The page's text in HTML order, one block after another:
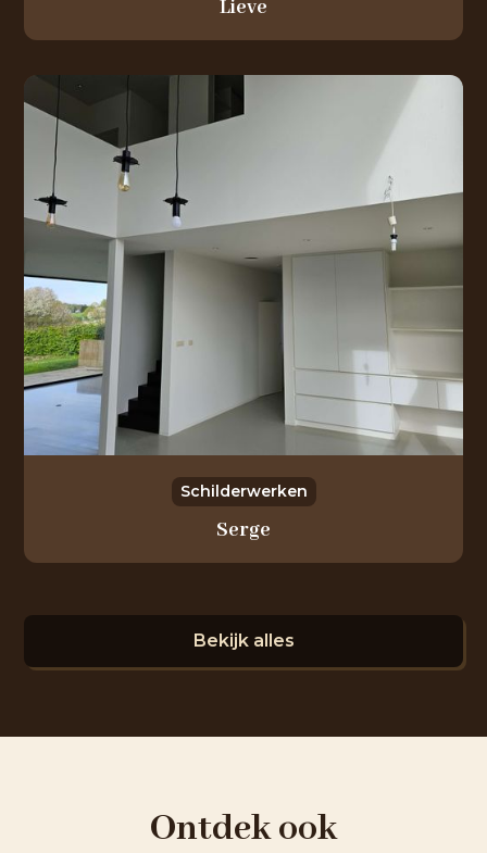
Lieve
Schilderwerken
Serge
Bekijk alles
Ontdek ook